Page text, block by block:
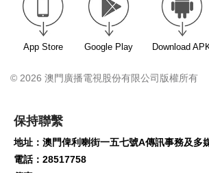
App Store Google Play Download
© 2026 澳門廣播電視股份有限公司版權所有
保持聯繫
地址：澳門俾利喇街一五七號A傳訊事務及多
電話：28517758